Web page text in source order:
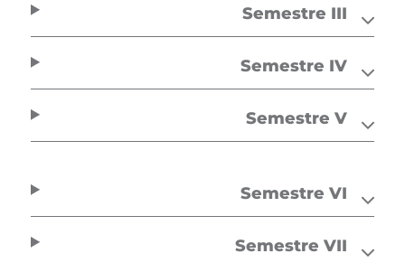
Semestre III
Semestre IV
Semestre V
Semestre VI
Semestre VII